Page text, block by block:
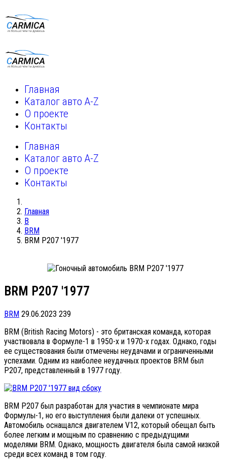
Главная
Каталог авто A-Z
О проекте
Контакты
Главная
Каталог авто A-Z
О проекте
Контакты
Главная
B
BRM
BRM P207 '1977
BRM P207 '1977
BRM 29.06.2023 239
BRM (British Racing Motors) - это британская команда, которая
участвовала в Формуле-1 в 1950-х и 1970-х годах. Однако, годы
ее существования были отмечены неудачами и ограниченными
успехами. Одним из наиболее неудачных проектов BRM был
P207, представленный в 1977 году.
BRM P207 был разработан для участия в чемпионате мира
Формулы-1, но его выступления были далеки от успешных.
Автомобиль оснащался двигателем V12, который обещал быть
более легким и мощным по сравнению с предыдущими
моделями BRM. Однако, мощность двигателя была самой низкой
среди всех команд в том году.